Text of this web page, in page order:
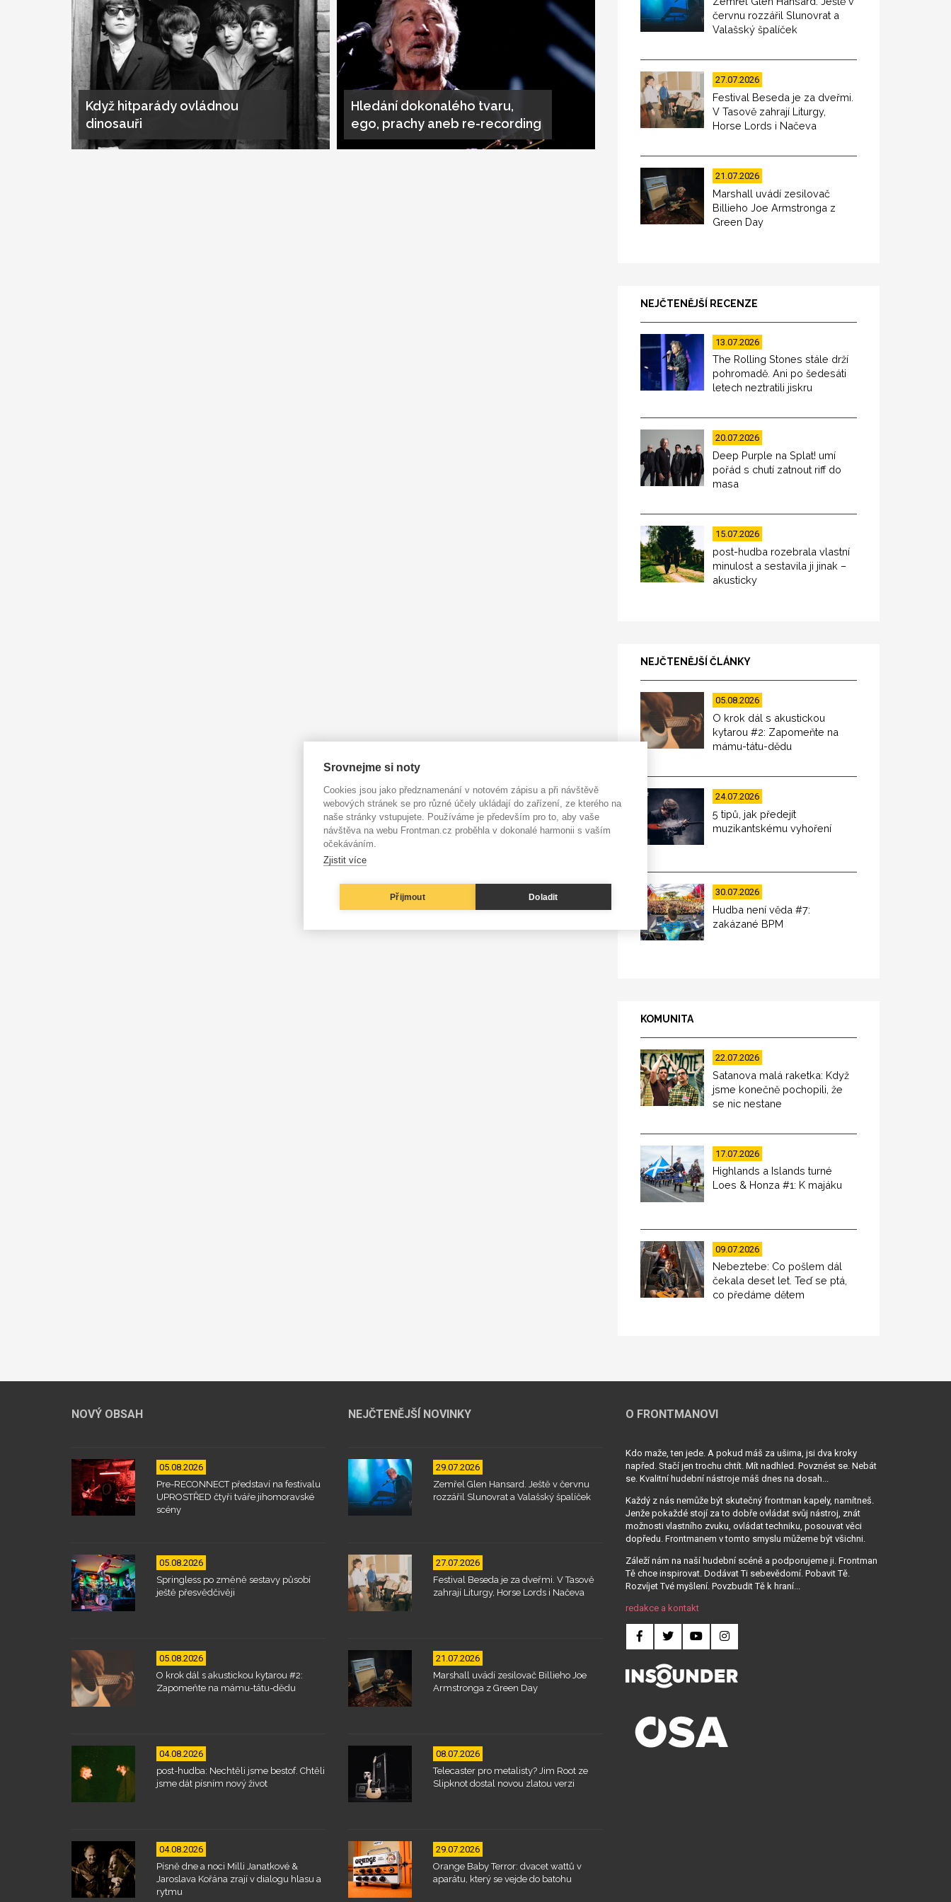
Když hitparády ovládnou
dinosauři
Hledání dokonalého tvaru,
ego, prachy aneb re-recording
červnu rozzářil Slunovrat a
Valašský špalíček
27.07.2026
Festival Beseda je za dveřmi.
V Tasově zahrají Liturgy,
Horse Lords i Načeva
21.07.2026
Marshall uvádí zesilovač
Billieho Joe Armstronga z
Green Day
NEJČTENĚJŠÍ RECENZE
13.07.2026
The Rolling Stones stále drží
pohromadě. Ani po šedesáti
letech neztratili jiskru
20.07.2026
Deep Purple na Splat! umí
pořád s chutí zatnout riff do
masa
15.07.2026
post-hudba rozebrala vlastní
minulost a sestavila ji jinak –
akusticky
NEJČTENĚJŠÍ ČLÁNKY
05.08.2026
O krok dál s akustickou
kytarou #2: Zapomeňte na
mámu-tátu-dědu
24.07.2026
5 tipů, jak předejít
muzikantskému vyhoření
30.07.2026
Hudba není věda #7:
zakázané BPM
KOMUNITA
22.07.2026
Satanova malá raketka: Když
jsme konečně pochopili, že
se nic nestane
17.07.2026
Highlands a Islands turné
Loes & Honza #1: K majáku
09.07.2026
Nebeztebe: Co pošlem dál
čekala deset let. Teď se ptá,
co předáme dětem
NOVÝ OBSAH
05.08.2026
Pre-RECONNECT představí na festivalu
UPROSTŘED čtyři tváře jihomoravské
scény
05.08.2026
Springless po změně sestavy působí
ještě přesvědčivěji
05.08.2026
O krok dál s akustickou kytarou #2:
Zapomeňte na mámu-tátu-dědu
04.08.2026
post-hudba: Nechtěli jsme bestof. Chtěli
jsme dát písním nový život
04.08.2026
Písně dne a noci Milli Janatkové &
Jaroslava Kořána zrají v dialogu hlasu a
rytmu
NEJČTENĚJŠÍ NOVINKY
29.07.2026
Zemřel Glen Hansard. Ještě v červnu
rozzářil Slunovrat a Valašský špalíček
27.07.2026
Festival Beseda je za dveřmi. V Tasově
zahrají Liturgy, Horse Lords i Načeva
21.07.2026
Marshall uvádí zesilovač Billieho Joe
Armstronga z Green Day
08.07.2026
Telecaster pro metalisty? Jim Root ze
Slipknot dostal novou zlatou verzi
29.07.2026
Orange Baby Terror: dvacet wattů v
aparátu, který se vejde do batohu
O FRONTMANOVI
Kdo maže, ten jede. A pokud máš za ušima, jsi dva kroky
napřed. Stačí jen trochu chtít. Mít nadhled. Povznést se. Nebát
se. Kvalitní hudební nástroje máš dnes na dosah...
Každý z nás nemůže být skutečný frontman kapely, namítneš.
Jenže pokaždé stojí za to dobře ovládat svůj nástroj, znát
možnosti vlastního zvuku, ovládat techniku, posouvat věci
dopředu. Frontmanem v tomto smyslu můžeme být všichni.
Záleží nám na naší hudební scéně a podporujeme ji. Frontman
Tě chce inspirovat. Dodávat Ti sebevědomí. Pobavit Tě.
Rozvíjet Tvé myšlení. Povzbudit Tě k hraní...
redakce a kontakt
Srovnejme si noty
Cookies jsou jako předznamenání v notovém zápisu a při návštěvě
webových stránek se pro různé účely ukládají do zařízení, ze kterého na
naše stránky vstupujete. Používáme je především pro to, aby vaše
návštěva na webu Frontman.cz proběhla v dokonalé harmonii s vaším
očekáváním.
Zjistit více
Přijmout Doladit